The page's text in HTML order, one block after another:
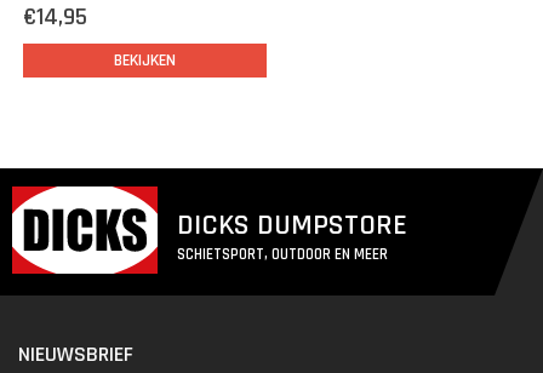
€14,95
BEKIJKEN
DICKS DUMPSTORE
SCHIETSPORT, OUTDOOR EN MEER
NIEUWSBRIEF